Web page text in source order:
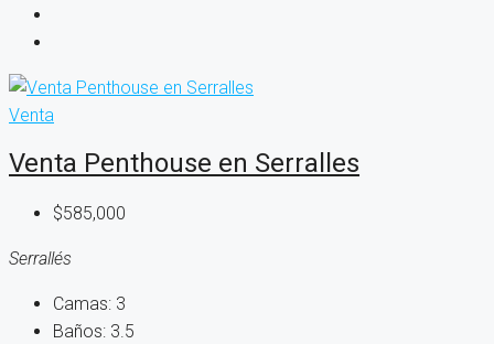
Venta
Venta Penthouse en Serralles
$585,000
Serrallés
Camas: 3
Baños: 3.5